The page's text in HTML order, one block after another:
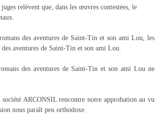
relèvent que, dans les œuvres contestées, le
des aventures de Saint-Tin et son ami Lou, les
aventures de Saint-Tin et son ami Lou.
des aventures de Saint-Tin et son ami Lou ne
ARCONSIL rencontre notre approbation au vu
nous paraît peu orthodoxe.